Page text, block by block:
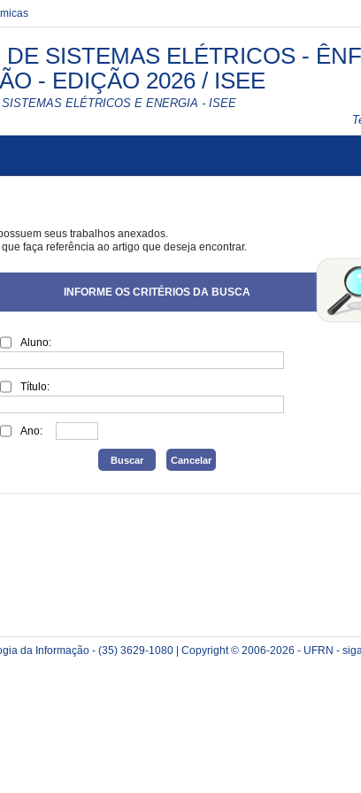
DE SISTEMAS ELÉTRICOS -
- EDIÇÃO 2026 / ISEE
ELÉTRICOS E ENERGIA - ISEE
seus trabalhos anexados.
faça referência ao artigo que deseja encontrar.
INFORME OS CRITÉRIOS DA BUSCA
Aluno:
Título:
Ano:
da Informação - (35) 3629-1080 | Copyright © 2006-2026 - UFRN -